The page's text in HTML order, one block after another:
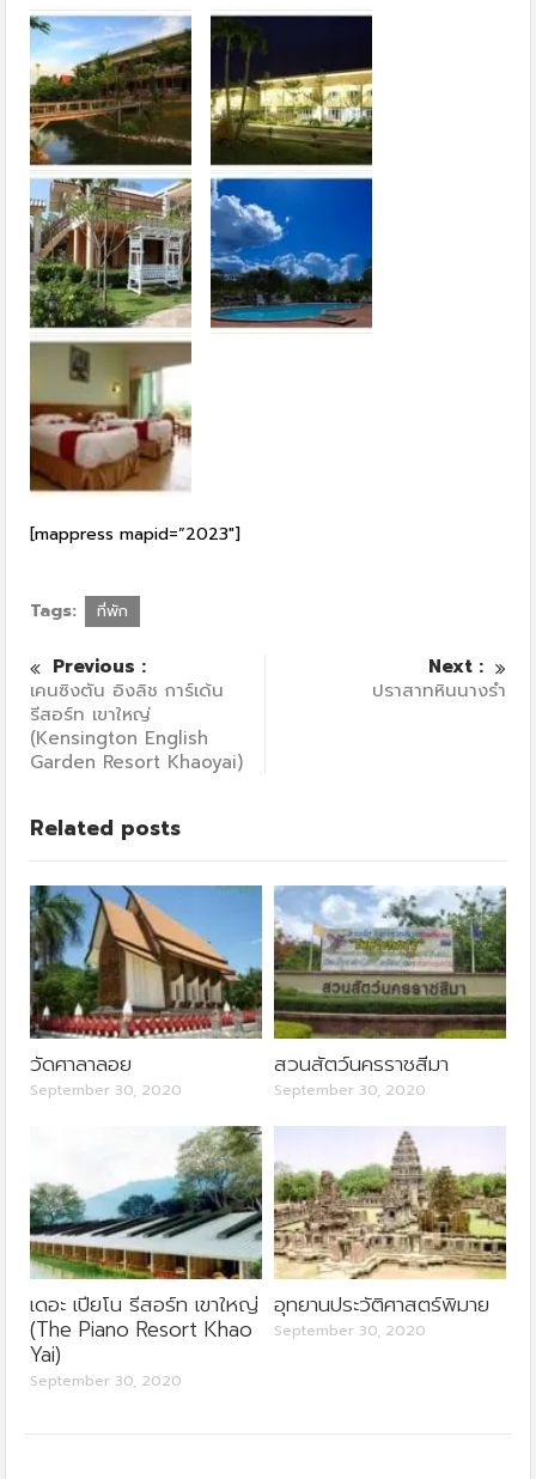
[mappress mapid=”2023″]
Tags: ที่พัก
Previous :
เคนซิงตัน อิงลิช การ์เด้น
รีสอร์ท เขาใหญ่
(Kensington English
Garden Resort Khaoyai)
Next :
ปราสาทหินนางรำ
Related posts
วัดศาลาลอย
September 30, 2020
สวนสัตว์นครราชสีมา
September 30, 2020
เดอะ เปียโน รีสอร์ท เขาใหญ่
(The Piano Resort Khao
Yai)
September 30, 2020
อุทยานประวัติศาสตร์พิมาย
September 30, 2020